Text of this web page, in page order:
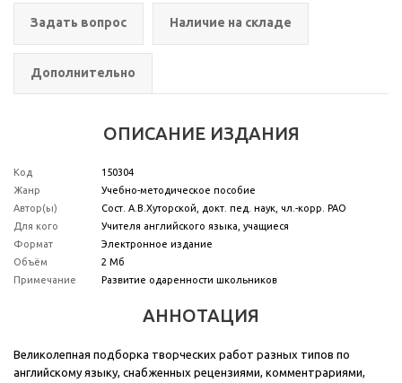
Задать вопрос Наличие на складе
Дополнительно
ОПИСАНИЕ ИЗДАНИЯ
Код
150304
Жанр
Учебно-методическое пособие
Автор(ы)
Сост. А.В.Хуторской, докт. пед. наук, чл.-корр. РАО
Для кого
Учителя английского языка, учащиеся
Формат
Электронное издание
Объём
2 Мб
Примечание
Развитие одаренности школьников
АННОТАЦИЯ
Великолепная подборка творческих работ разных типов по
английскому языку, снабженных рецензиями, комментрариями,